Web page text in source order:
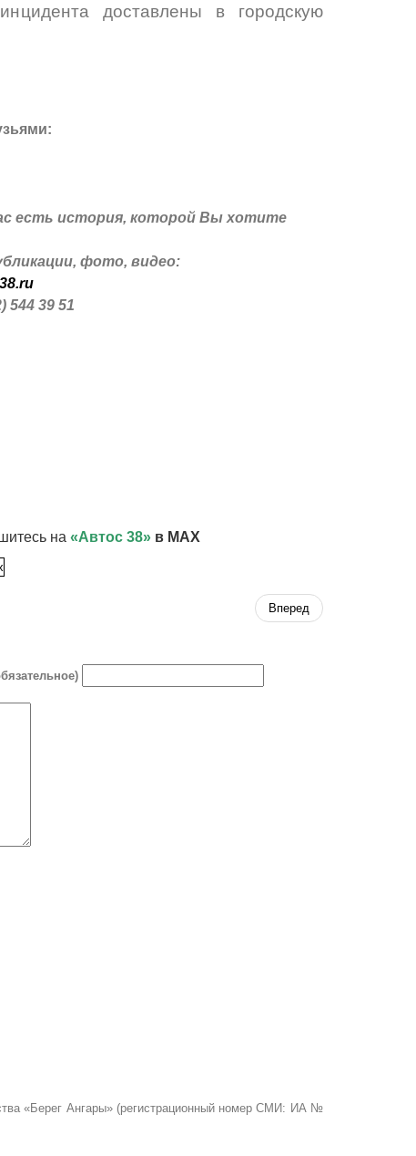
доставлены в городскую
есть история, которой Вы хотите
фото, видео:
544 39 51
на «Автос 38» в MAX
Вперед
«Берег Ангары» (регистрационный номер СМИ: ИА №